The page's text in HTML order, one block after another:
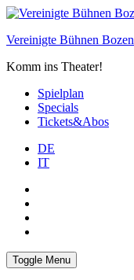
Skip
content
Vereinigte Bühnen Bozen
Komm ins Theater!
Spielplan
Specials
Tickets&Abos
DE
IT
Toggle Menu